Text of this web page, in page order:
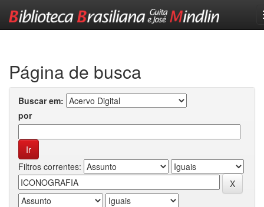
Página de busca
Buscar em:
por
Filtros correntes: